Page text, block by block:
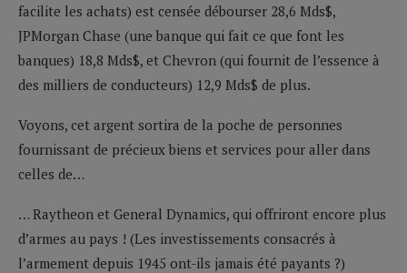
facilite les achats) est censée débourser 28,6 Mds$,
JPMorgan Chase (une banque qui fait ce que font les
banques) 18,8 Mds$, et Chevron (qui fournit de l’essence à
des milliers de conducteurs) 12,9 Mds$ de plus.
Voyons, cet argent sortira de la poche de personnes
fournissant de précieux biens et services pour aller dans
celles de…
… Raytheon et General Dynamics, qui offriront encore plus
d’armes au pays ! (Les investissements consacrés à
l’armement depuis 1945 ont-ils jamais été payants ?)